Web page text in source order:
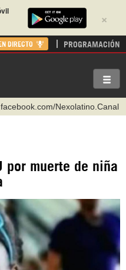
×
DIRECTO PROGRAMACIÓN
Nexolatino.Canal
nexo_latino
c/hispantv
hispan_tv
por muerte de niña